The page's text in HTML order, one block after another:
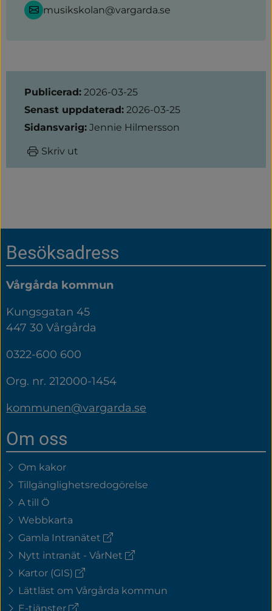
musikskolan@vargarda.se
Sidinformation
Publicerad: 2026-03-25
Senast uppdaterad: 2026-03-25
Sidansvarig: Jennie Hilmersson
Skriv ut
Sidfot
Besöksadress
Vårgårda kommun
Kungsgatan 45
447 30 Vårgårda
0322-600 600
Org. nr. 212000-1454
kommunen@vargarda.se
Om oss
Om kakor
Tillgänglighetsredogörelse
A till Ö
Webbkarta
Gamla Intranätet (extern
länk)
Nytt intranät - VårNet (extern
Kartor (GIS) (extern
länk)
Lättläst om Vårgårda kommun
E-tjänster (extern